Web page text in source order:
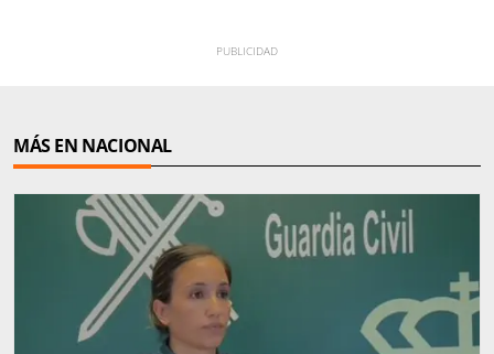
MÁS EN NACIONAL